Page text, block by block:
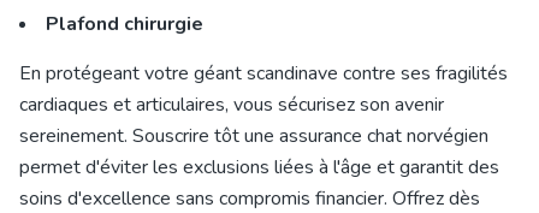
Plafond chirurgie
En protégeant votre géant scandinave contre ses fragilités
cardiaques et articulaires, vous sécurisez son avenir
sereinement. Souscrire tôt une assurance chatnorvégien
permet d'éviter les exclusions liées à l'âge et garantit des
soins d'excellence sans compromis financier. Offrez dès